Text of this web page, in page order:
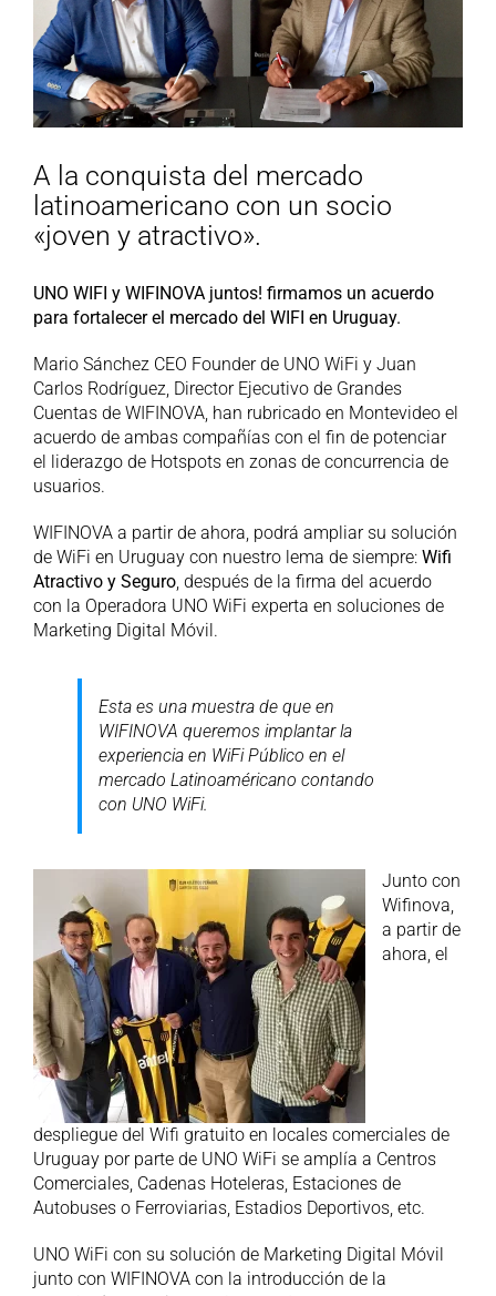
A la conquista del mercado
latinoamericano con un socio
«joven y atractivo».
UNO WIFI y WIFINOVA juntos! firmamos un acuerdo
para fortalecer el mercado del WIFI en Uruguay.
Mario Sánchez CEO Founder de UNO WiFi y Juan
Carlos Rodríguez, Director Ejecutivo de Grandes
Cuentas de WIFINOVA, han rubricado en Montevideo el
acuerdo de ambas compañías con el fin de potenciar
el liderazgo de Hotspots en zonas de concurrencia de
usuarios.
WIFINOVA a partir de ahora, podrá ampliar su solución
de WiFi en Uruguay con nuestro lema de siempre: Wifi
Atractivo y Seguro, después de la firma del acuerdo
con la Operadora UNO WiFi experta en soluciones de
Marketing Digital Móvil.
Esta es una muestra de que en
WIFINOVA queremos implantar la
experiencia en WiFi Público en el
mercado Latinoaméricano contando
con UNO WiFi.
Junto con
Wifinova,
a partir de
ahora, el
despliegue del Wifi gratuito en locales comerciales de
Uruguay por parte de UNO WiFi se amplía a Centros
Comerciales, Cadenas Hoteleras, Estaciones de
Autobuses o Ferroviarias, Estadios Deportivos, etc.
UNO WiFi con su solución de Marketing Digital Móvil
junto con WIFINOVA con la introducción de la